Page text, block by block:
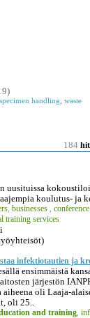
specimen handling waste
184
uusituissa
koulutus- ja
businesses
training services
infektiotautien ja
ensimmäistä
järjestön
oli Laaja-
oli 25..
and training